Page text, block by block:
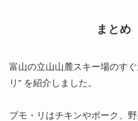
まとめ
富山の立山山麓スキー場のすぐ
リ” を紹介しました。
プモ・リはチキンやポーク、